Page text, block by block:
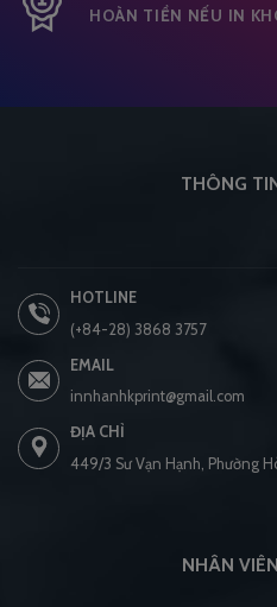
HOÀN TIỀN NẾU IN
THÔNG
HOTLINE
(+84-28) 3868 3757
EMAIL
innhanhkprint@gmail.com
ĐỊA CHỈ
449/3 Sư Vạn Hạnh, Phường
NHÂN